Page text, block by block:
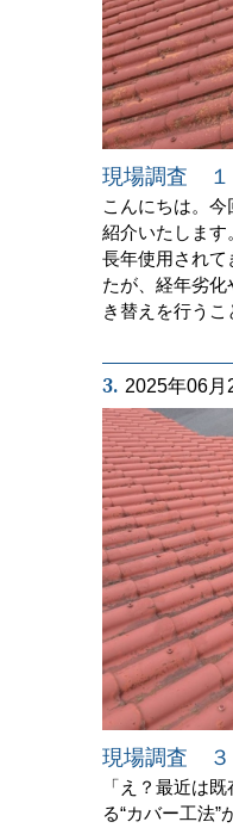
現場調査 １
こんにちは。
紹介いたします
長年使用されて
たが、経年劣
き替えを行うこ
3. 2025年06月
現場調査 ３
「え？最近は
る“カバー工法